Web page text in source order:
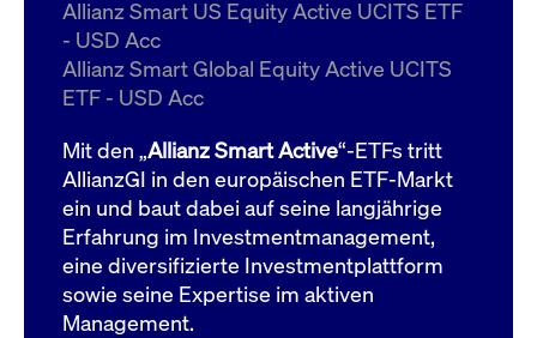
Allianz Smart US Equity Active UCITS ETF
- USD Acc
Allianz Smart Global Equity Active UCITS
ETF - USD Acc
Mit den „Allianz Smart Active“-ETFs tritt
AllianzGI in den europäischen ETF-Markt
ein und baut dabei auf seine langjährige
Erfahrung im Investmentmanagement,
eine diversifizierte Investmentplattform
sowie seine Expertise im aktiven
Management.
ApplicationGatewayAffinityCORS
boerse.com